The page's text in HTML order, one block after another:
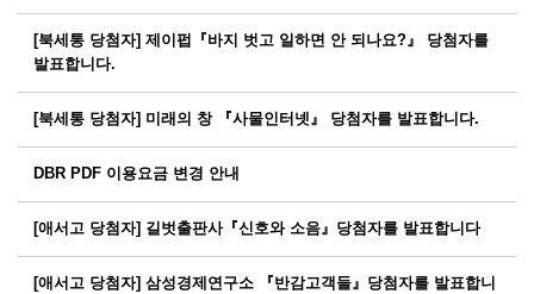
[북세통 당첨자] 제이펍『바지 벗고 일하면 안 되나요?』 당첨자를
발표합니다.
[북세통 당첨자] 미래의 창 『사물인터넷』 당첨자를 발표합니다.
DBR PDF 이용요금 변경 안내
[애서고 당첨자] 길벗출판사『신호와 소음』당첨자를 발표합니다
[애서고 당첨자] 삼성경제연구소 『반감고객들』당첨자를 발표합니